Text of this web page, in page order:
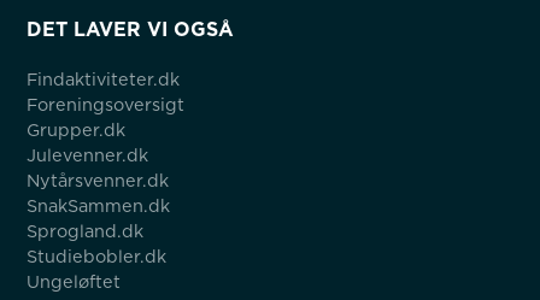
DET LAVER VI OGSÅ
Findaktiviteter.dk
Foreningsoversigt
Grupper.dk
Julevenner.dk
Nytårsvenner.dk
SnakSammen.dk
Sprogland.dk
Studiebobler.dk
Ungeløftet